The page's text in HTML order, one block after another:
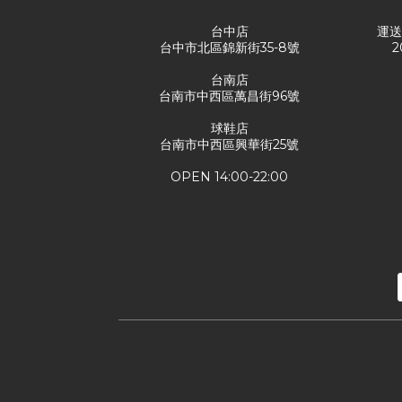
台中店
台中市北區錦新街35-8號
台南店
台南市中西區萬昌街96號
球鞋店
台南市中西區興華街25號
OPEN 14:00-22:00
運